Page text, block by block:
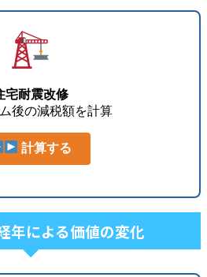
宅耐震改修
後の減税額を計算
計算する
年による価値の変化